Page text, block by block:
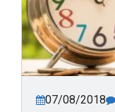
07/08/2018